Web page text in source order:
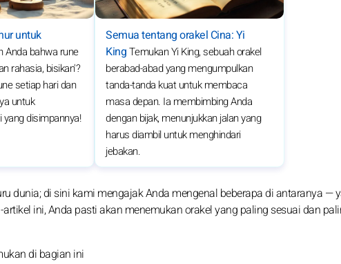
untuk
Anda bahwa rune
rahasia, bisikan'?
setiap hari dan
untuk
disimpannya!
Semua tentang orakel Cina: Yi
KingTemukan Yi King, sebuah orakel
berabad-abad yang mengumpulkan
tanda-tanda kuat untuk membaca
masa depan. Ia membimbing Anda
dengan bijak, menunjukkan jalan yang
harus diambil untuk menghindari
jebakan.
dunia; di sini kami mengajak Anda mengenal beberapa di antaranya —
ini, Anda pasti akan menemukan orakel yang paling sesuai dan
di bagian ini